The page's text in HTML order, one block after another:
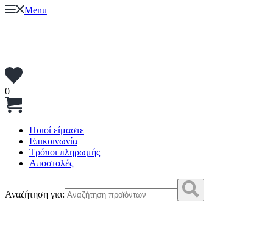
Menu
0
Ποιοί είμαστε
Επικοινωνία
Τρόποι πληρωμής
Αποστολές
Αναζήτηση για: